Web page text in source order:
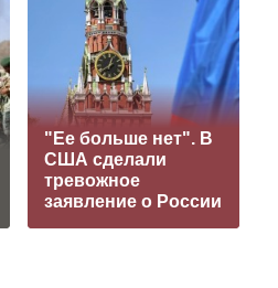
"Ее больше нет". В
США сделали
тревожное
заявление о России